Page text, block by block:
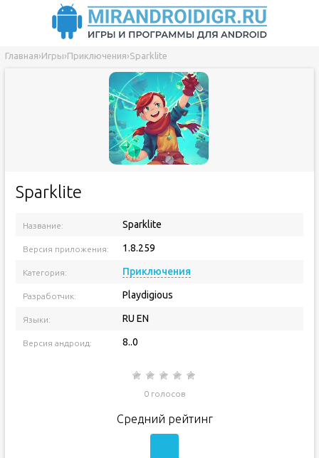
Главная›Игры›Приключения›Sparklite
Sparklite
Название: Sparklite
Версия приложения: 1.8.259
Категория: Приключения
Разработчик: Playdigious
Языки: RU EN
Версия андроид: 8..0
0 голосов
Средний рейтинг